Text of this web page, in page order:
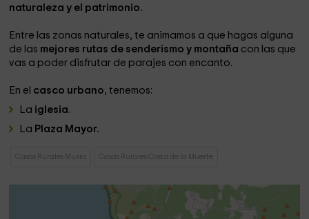
naturaleza y el patrimonio.
Entre las zonas naturales, te animamos a que hagas alguna
de las mejores rutas de senderismo y montaña con las que
vas a poder disfrutar de parajes con encanto.
En el casco urbano, tenemos:
La iglesia.
La Plaza Mayor.
Casas Rurales Muxia Casas Rurales Costa de la Muerte